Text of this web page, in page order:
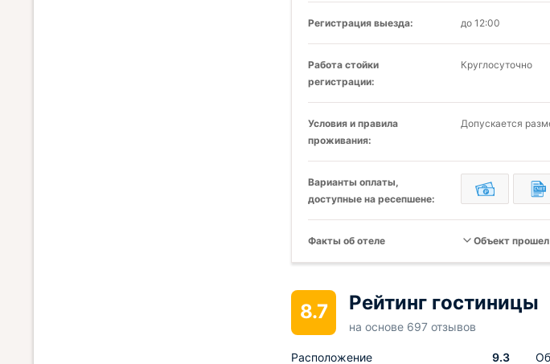
Регистрация выезда: до 12:00
Работа стойки
регистрации:
Круглосуточно
Условия и правила
проживания:
Допускается
Варианты оплаты,
доступные на ресепшене:
Факты об отеле Объект
8.7 Рейтинг гостиницы
на основе 697 отзывов
Расположение 9.3